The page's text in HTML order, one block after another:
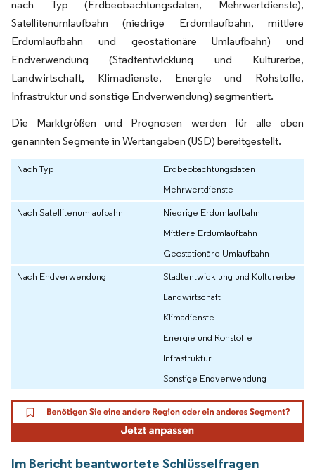
nach Typ (Erdbeobachtungsdaten, Mehrwertdienste),
Satellitenumlaufbahn (niedrige Erdumlaufbahn, mittlere
Erdumlaufbahn und geostationäre Umlaufbahn) und
Endverwendung (Stadtentwicklung und Kulturerbe,
Landwirtschaft, Klimadienste, Energie und Rohstoffe,
Infrastruktur und sonstige Endverwendung) segmentiert.
Die Marktgrößen und Prognosen werden für alle oben
genannten Segmente in Wertangaben (USD) bereitgestellt.
Nach Typ
Erdbeobachtungsdaten
Mehrwertdienste
Nach Satellitenumlaufbahn
Niedrige Erdumlaufbahn
Mittlere Erdumlaufbahn
Geostationäre Umlaufbahn
Nach Endverwendung
Stadtentwicklung und Kulturerbe
Landwirtschaft
Klimadienste
Energie und Rohstoffe
Infrastruktur
Sonstige Endverwendung
Im Bericht beantwortete Schlüsselfragen